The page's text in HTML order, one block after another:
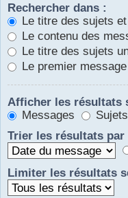
Rechercher dans :
Le titre des sujets
Le contenu des
Le titre des sujets
Le premier
Afficher les résultats
Messages
Sujets
Trier les résultats par
Limiter les résultats